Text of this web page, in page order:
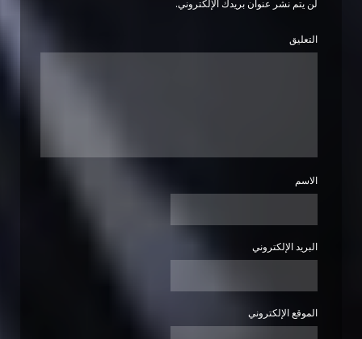
لن يتم نشر عنوان بريدك الإلكتروني.
التعليق
الاسم
البريد الإلكتروني
الموقع الإلكتروني